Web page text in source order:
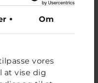
Om
vores
at vise dig